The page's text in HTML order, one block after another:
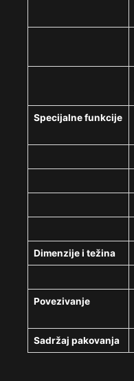
Specijalne funkcije
Dimenzije i težina
Povezivanje
Sadržaj pakovanja